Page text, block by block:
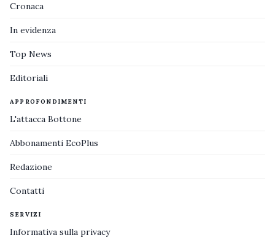
Cronaca
In evidenza
Top News
Editoriali
APPROFONDIMENTI
L'attacca Bottone
Abbonamenti EcoPlus
Redazione
Contatti
SERVIZI
Informativa sulla privacy